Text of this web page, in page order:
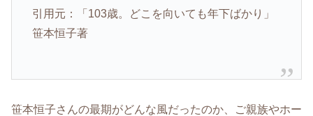
引用元：「103歳。どこを向いても年下ばかり」
笹本恒子著
笹本恒子さんの最期がどんな風だったのか、ご親族やホー